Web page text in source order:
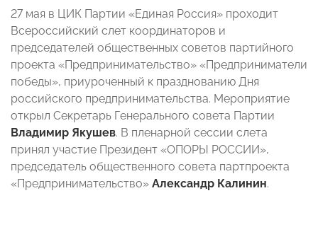
27 мая в ЦИК Партии «Единая Россия» проходит
Всероссийский слет координаторов и
председателей общественных советов партийного
проекта «Предпринимательство» «Предприниматели
победы», приуроченный к празднованию Дня
российского предпринимательства. Мероприятие
открыл Секретарь Генерального совета Партии
Владимир Якушев. В пленарной сессии слета
принял участие Президент «ОПОРЫ РОССИИ»,
председатель общественного совета партпроекта
«Предпринимательство» Александр Калинин.